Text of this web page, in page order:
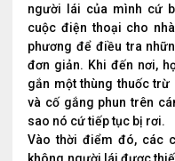
người lái của mình cứ
cuộc điện thoại cho
phương để điều tra
đơn giản. Khi đến nơi,
gắn một thùng thuốc
và cố gắng phun trên
sao nó cứ tiếp tục bị rơi.
Vào thời điểm đó, các